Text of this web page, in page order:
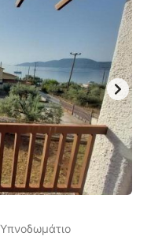
Υπνοδωμάτιο